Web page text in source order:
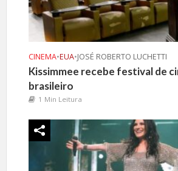
CINEMA•EUA•JOSÉ ROBERTO LUCHETTI
Kissimmee recebe festival de
brasileiro
1 Min Leitura